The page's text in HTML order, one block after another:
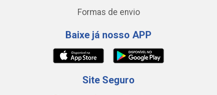
Formas de envio
Baixe já nosso APP
Site Seguro